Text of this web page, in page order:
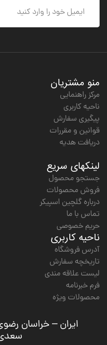
منو مشتریان
مرکز راهنمایی
ناحیه کاربری
پیگیری سفارش
قوانین و مقررات
دریافت هدیه
لینکهای سریع
جستجو محصول
فروش محصولات
درباره گلچین اسپیکر
تماس با ما
حریم خصوصی
ناحیه کاربری
آدرس فروشگاه
تاریخچه سفارش
لیست علاقه مندی
فرم خبرنامه
محصولات ویژه
ایران – خراسان
سعدی